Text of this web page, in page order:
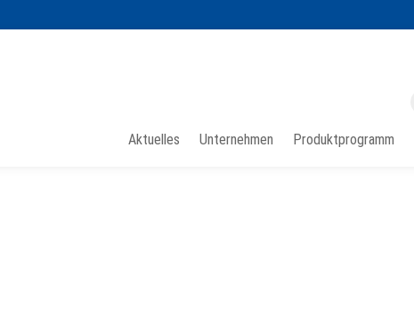
Aktuelles Unternehmen Produktprogramm